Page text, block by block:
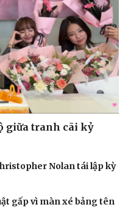
Đọc truyện đêm khuya
Cửa sổ tình yêu
Kể chuyện cho bé
Hạt giống tâm hồn
giữa tranh cãi kỷ
Nolan tái lập kỳ
gấp vì màn xé bảng tên